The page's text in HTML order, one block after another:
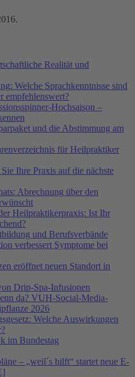
.
Realität und
Welche Sprachkenntnisse sind
empfehlenswert?
Hochsaison –
und die Abstimmung am
für Heilpraktiker
Ihre Praxis auf die nächste
Abrechnung über den
Heilpraktikerpraxis: Ist Ihr
und Berufsverbände
verbessert Symptome bei
eröffnet neuen Standort in
Drip-Spa-Infusionen
da? VUH-Social-Media-
2026
Welche Auswirkungen
im Bundestag
– „weil´s hilft“ startet neue E-